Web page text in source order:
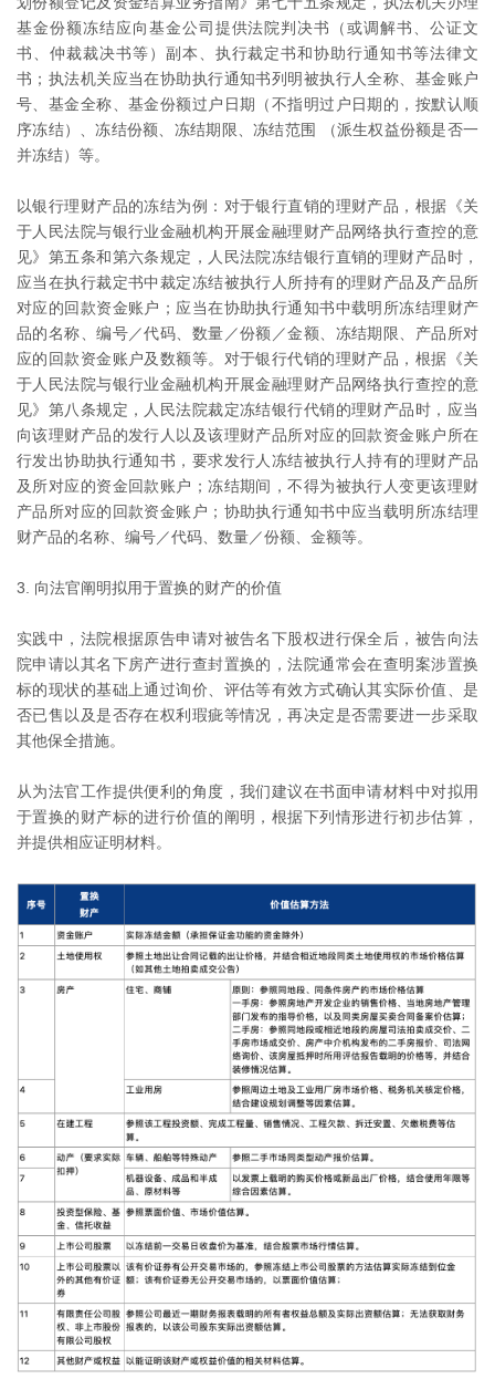
基金份额冻结应向基金公司提供法院判决书（或调解书、公证文
书、仲裁裁决书等）副本、执行裁定书和协助行通知书等法律文
书；执法机关应当在协助执行通知书列明被执行人全称、基金账户
号、基金全称、基金份额过户日期（不指明过户日期的，按默认顺
序冻结）、冻结份额、冻结期限、冻结范围 （派生权益份额是否一
并冻结）等。
以银行理财产品的冻结为例：对于银行直销的理财产品，根据《关
于人民法院与银行业金融机构开展金融理财产品网络执行查控的意
见》第五条和第六条规定，人民法院冻结银行直销的理财产品时，
应当在执行裁定书中裁定冻结被执行人所持有的理财产品及产品所
对应的回款资金账户；应当在协助执行通知书中载明所冻结理财产
品的名称、编号／代码、数量／份额／金额、冻结期限、产品所对
应的回款资金账户及数额等。对于银行代销的理财产品，根据《关
于人民法院与银行业金融机构开展金融理财产品网络执行查控的意
见》第八条规定，人民法院裁定冻结银行代销的理财产品时，应当
向该理财产品的发行人以及该理财产品所对应的回款资金账户所在
行发出协助执行通知书，要求发行人冻结被执行人持有的理财产品
及所对应的资金回款账户；冻结期间，不得为被执行人变更该理财
产品所对应的回款资金账户；协助执行通知书中应当载明所冻结理
财产品的名称、编号／代码、数量／份额、金额等。
3. 向法官阐明拟用于置换的财产的价值
实践中，法院根据原告申请对被告名下股权进行保全后，被告向法
院申请以其名下房产进行查封置换的，法院通常会在查明案涉置换
标的现状的基础上通过询价、评估等有效方式确认其实际价值、是
否已售以及是否存在权利瑕疵等情况，再决定是否需要进一步采取
其他保全措施。
从为法官工作提供便利的角度，我们建议在书面申请材料中对拟用
于置换的财产标的进行价值的阐明，根据下列情形进行初步估算，
并提供相应证明材料。